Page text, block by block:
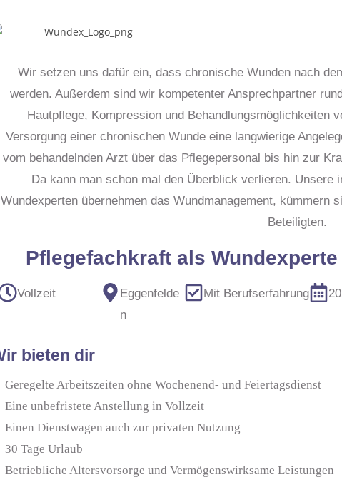
Wir setzen uns dafür ein, dass chronische Wunden nach
werden. Außerdem sind wir kompetenter Ansprechpartner
Hautpflege, Kompression und Behandlungsmöglichkeiten
Versorgung einer chronischen Wunde eine langwierige
vom behandelnden Arzt über das Pflegepersonal bis hin zur
Da kann man schon mal den Überblick verlieren. Unsere
Wundexperten übernehmen das Wundmanagement, kümmern
Beteiligten.
Pflegefachkraft als
Vollzeit
Eggenfelde
n
Mit Berufserfahrung
bieten dir
Geregelte Arbeitszeiten ohne Wochenend- und Feiertagsdienst
Eine unbefristete Anstellung in Vollzeit
Einen Dienstwagen auch zur privaten Nutzung
30 Tage Urlaub
Betriebliche Altersvorsorge und Vermögenswirksame Leistungen